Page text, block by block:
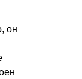
он